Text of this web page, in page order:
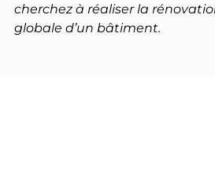
cherchez à réaliser la
globale d’un bâtiment.